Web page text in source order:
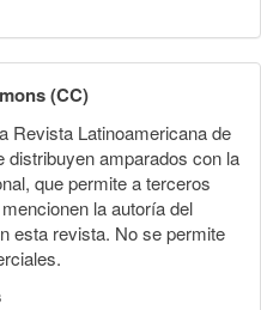
(CC)
Revista Latinoamericana de
amparados con la
que permite a terceros
la autoría del
esta revista. No se permite